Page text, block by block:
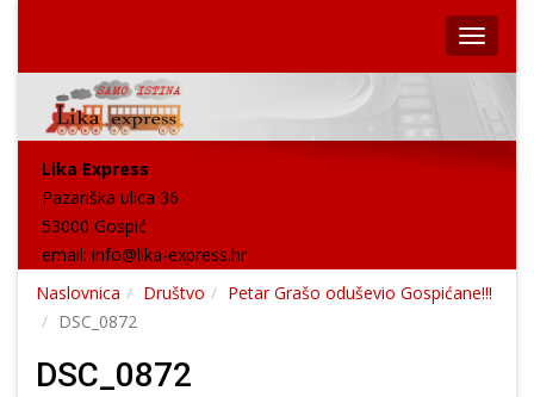
Lika Express
Pazariška ulica 36
53000 Gospić
email: info@lika-express.hr
Naslovnica
Društvo
Petar Grašo oduševio Gospićane!!!
DSC_0872
DSC_0872